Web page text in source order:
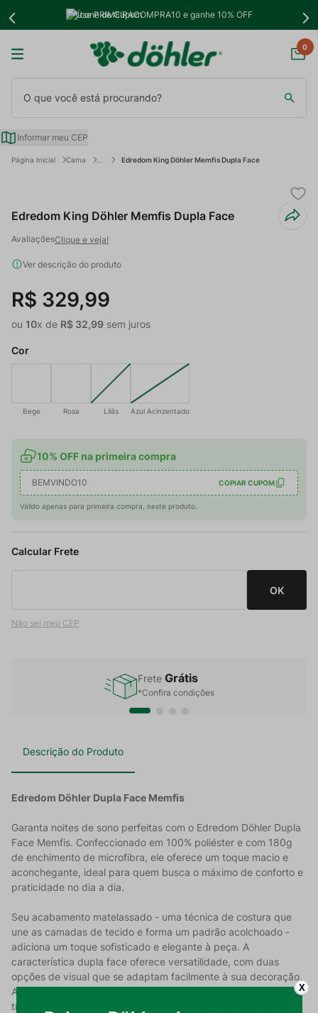
Use PRIMEIRACOMPRA10 e ganhe 10% OFF
0
Informar meu CEP
Cama Edredom King Döhler Memfis Dupla Face
Edredom King Döhler Memfis Dupla Face
Clique e veja!
Ver descrição do produto
R$ 329,99
ou 10x de R$ 32,99 sem juros
Cor
Bege Rosa Lilás Azul Acinzentado
10% OFF na primeira compra
BEMVINDO10 COPIAR CUPOM
Válido apenas para primeira compra, neste produto.
Não sei meu CEP
Frete Grátis
*Confira condições
Descrição do Produto
Edredom Döhler Dupla Face Memfis
Garanta noites de sono perfeitas com o Edredom Döhler Dupla
Face Memfis. Confeccionado em 100% poliéster e com 180g
de enchimento de microfibra, ele oferece um toque macio e
aconchegante, ideal para quem busca o máximo de conforto e
praticidade no dia a dia.
Seu acabamento matelassado - uma técnica de costura que
une as camadas de tecido e forma um padrão acolchoado -
adiciona um toque sofisticado e elegante à peça. A
característica dupla face oferece versatilidade, com duas
opções de visual que se adaptam facilmente à sua decoração.
A estampa texturizada na frente da peça,e o verso unicolor
trazem leveza e tranquilidade para o ambiente, tornando-o
X